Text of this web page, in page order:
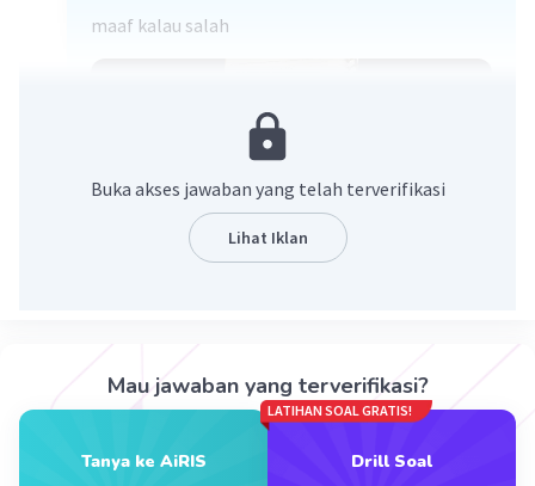
maaf kalau salah
Buka akses jawaban yang telah terverifikasi
Lihat Iklan
Mau jawaban yang terverifikasi?
Tanya ke AiRIS
LATIHAN SOAL GRATIS!
Drill Soal